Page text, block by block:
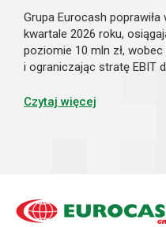
Grupa Eurocash
kwartale 2026 roku,
poziomie 10 mln zł,
i ograniczając stratę EBIT
przychody były w dużej
poprawy rentowności i
Oszczędności kosztowe
Czytaj więcej